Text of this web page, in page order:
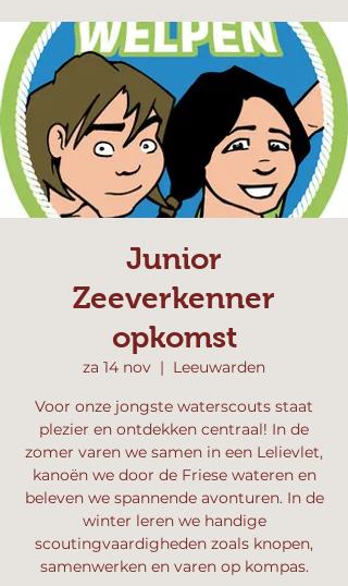
Junior
Zeeverkenner
opkomst
za 14 nov
  |
Leeuwarden
Voor onze jongste waterscouts staat
plezier en ontdekken centraal! In de
zomer varen we samen in een Lelievlet,
kanoën we door de Friese wateren en
beleven we spannende avonturen. In de
winter leren we handige
scoutingvaardigheden zoals knopen,
samenwerken en varen op kompas.